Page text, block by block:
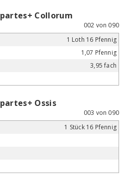
Collorum
002 von 090
1 Loth 16 Pfennig
1,07 Pfennig
3,95 fach
Ossis
003 von 090
1 Stück 16 Pfennig